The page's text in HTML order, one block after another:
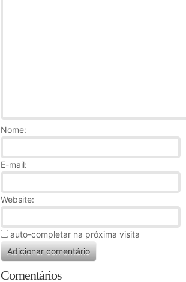
Nome:
E-mail:
Website:
auto-completar na próxima visita
Comentários